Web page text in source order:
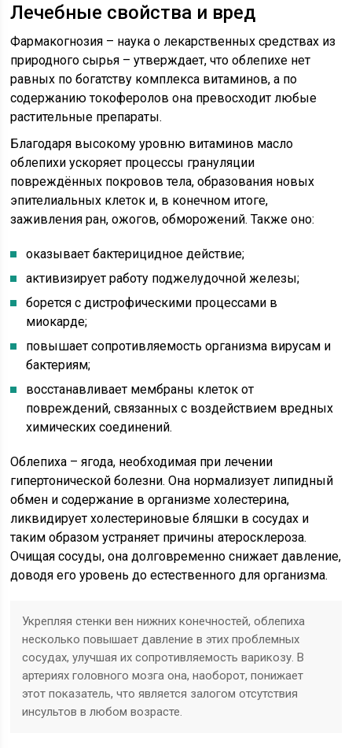
Лечебные свойства и вред
Фармакогнозия – наука о лекарственных средствах из
природного сырья – утверждает, что облепихе нет
равных по богатству комплекса витаминов, а по
содержанию токоферолов она превосходит любые
растительные препараты.
Благодаря высокому уровню витаминов масло
облепихи ускоряет процессы грануляции
повреждённых покровов тела, образования новых
эпителиальных клеток и, в конечном итоге,
заживления ран, ожогов, обморожений. Также оно:
оказывает бактерицидное действие;
активизирует работу поджелудочной железы;
борется с дистрофическими процессами в
миокарде;
повышает сопротивляемость организма вирусам и
бактериям;
восстанавливает мембраны клеток от
повреждений, связанных с воздействием вредных
химических соединений.
Облепиха – ягода, необходимая при лечении
гипертонической болезни. Она нормализует липидный
обмен и содержание в организме холестерина,
ликвидирует холестериновые бляшки в сосудах и
таким образом устраняет причины атеросклероза.
Очищая сосуды, она долговременно снижает давление,
доводя его уровень до естественного для организма.
Укрепляя стенки вен нижних конечностей, облепиха
несколько повышает давление в этих проблемных
сосудах, улучшая их сопротивляемость варикозу. В
артериях головного мозга она, наоборот, понижает
этот показатель, что является залогом отсутствия
инсультов в любом возрасте.